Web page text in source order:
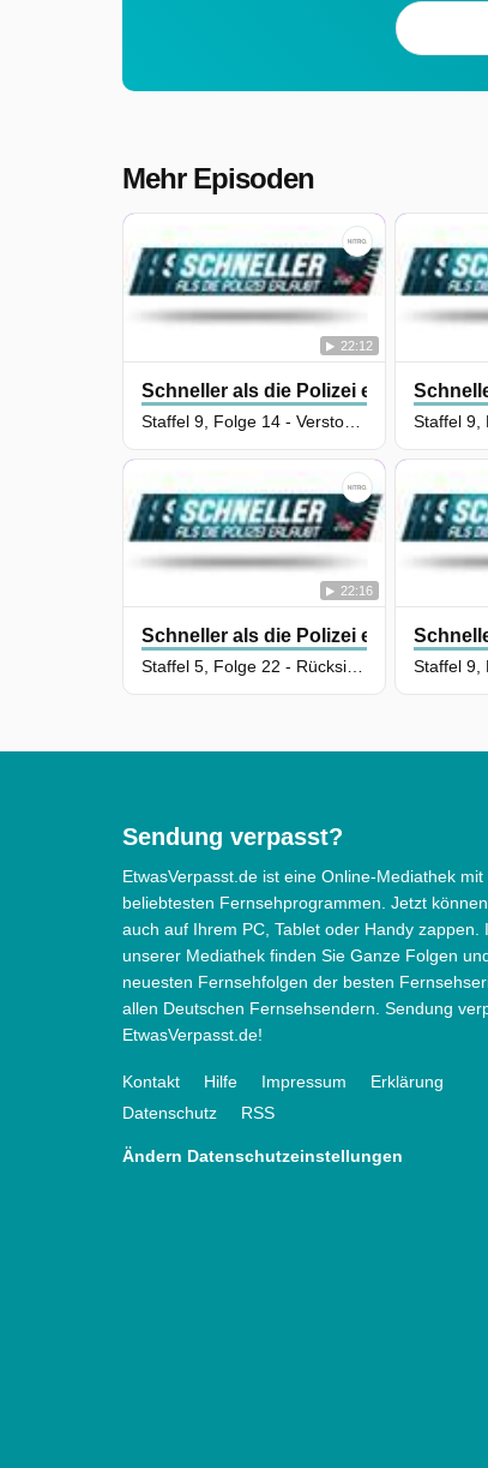
Mehr Episoden
22:12
Schneller als die Polizei erlaubt
22:16
Schneller als die Polizei erlaubt
Sendung verpasst?
EtwasVerpasst.de ist eine Online-Mediathek mit
beliebtesten Fernsehprogrammen. Jetzt
auch auf Ihrem PC, Tablet oder Handy zappen.
unserer Mediathek finden Sie Ganze Folgen
neuesten Fernsehfolgen der besten
allen Deutschen Fernsehsendern. Sendung
EtwasVerpasst.de!
Kontakt Hilfe Impressum
Erklärung
Datenschutz
RSS
Ändern Datenschutzeinstellungen